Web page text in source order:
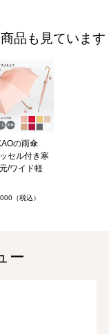
品も見ています
の雨傘
ッセル付き寒
/ワイド軽
（税込）
ー